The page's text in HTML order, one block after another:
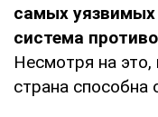
самых
система
Несмотря на
страна способна